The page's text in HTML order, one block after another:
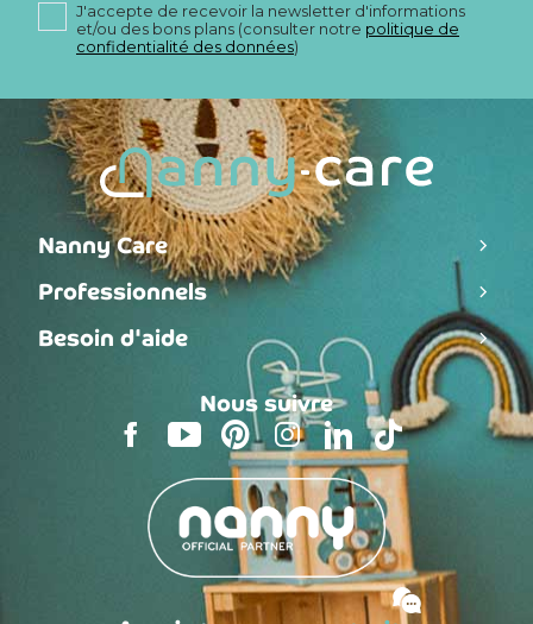
J'accepte de recevoir la newsletter d'informations
et/ou des bons plans (consulter notre politique de
confidentialité des données)
Nanny Care
Professionnels
Besoin d'aide
Nous suivre